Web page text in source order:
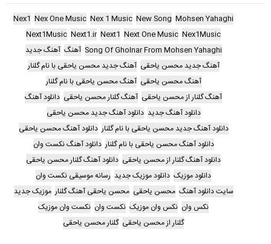
Mohsen Yahaghi
New Song
Nex 1 Music
Nex One Music
Nex1
Nex1Music
Next One Music
Next1
Next1.ir
Next1Music
Song Of Gholnar From Mohsen Yahaghi آهنگ آهنگ جدید
آهنگ جدید محسن یاحقی آهنگ جدید محسن یاحقی با نام گلنار
آهنگ محسن یاحقی آهنگ محسن یاحقی با نام گلنار
آهنگ گلنار از محسن یاحقی آهنگ گلنار محسن یاحقی دانلود آهنگ
دانلود آهنگ جدید دانلود آهنگ جدید محسن یاحقی
دانلود آهنگ جدید محسن یاحقی با نام گلنار دانلود آهنگ محسن یاحقی
دانلود آهنگ محسن یاحقی با نام گلنار دانلود آهنگ نکست وان
دانلود آهنگ گلنار از محسن یاحقی دانلود آهنگ گلنار محسن یاحقی
دانلود موزیک دانلود موزیک جدید رسانه موسیقی نکست وان
سایت دانلود آهنگ محسن یاحقی محسن یاحقی آهنگ گلنار موزیک جدید
نکس وان نکس وان موزیک نکست وان نکست وان موزیک
گلنار از محسن یاحقی گلنار محسن یاحقی